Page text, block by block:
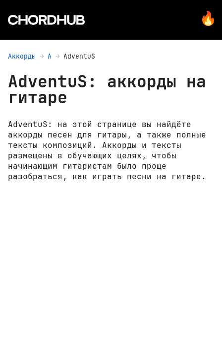
Аккорды A AdventuS
AdventuS: аккорды на
гитаре
AdventuS: на этой странице вы найдёте
аккорды песен для гитары, а также полные
тексты композиций. Аккорды и тексты
размещены в обучающих целях, чтобы
начинающим гитаристам было проще
разобраться, как играть песни на гитаре.